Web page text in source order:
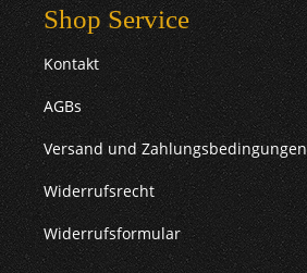
Shop Service
Kontakt
AGBs
Versand und Zahlungsbedingungen
Widerrufsrecht
Widerrufsformular